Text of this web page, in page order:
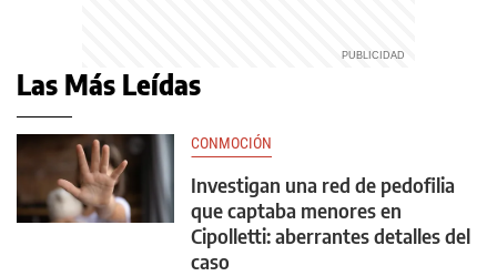
Las Más Leídas
CONMOCIÓN
Investigan una red de pedofilia
que captaba menores en
Cipolletti: aberrantes detalles del
caso